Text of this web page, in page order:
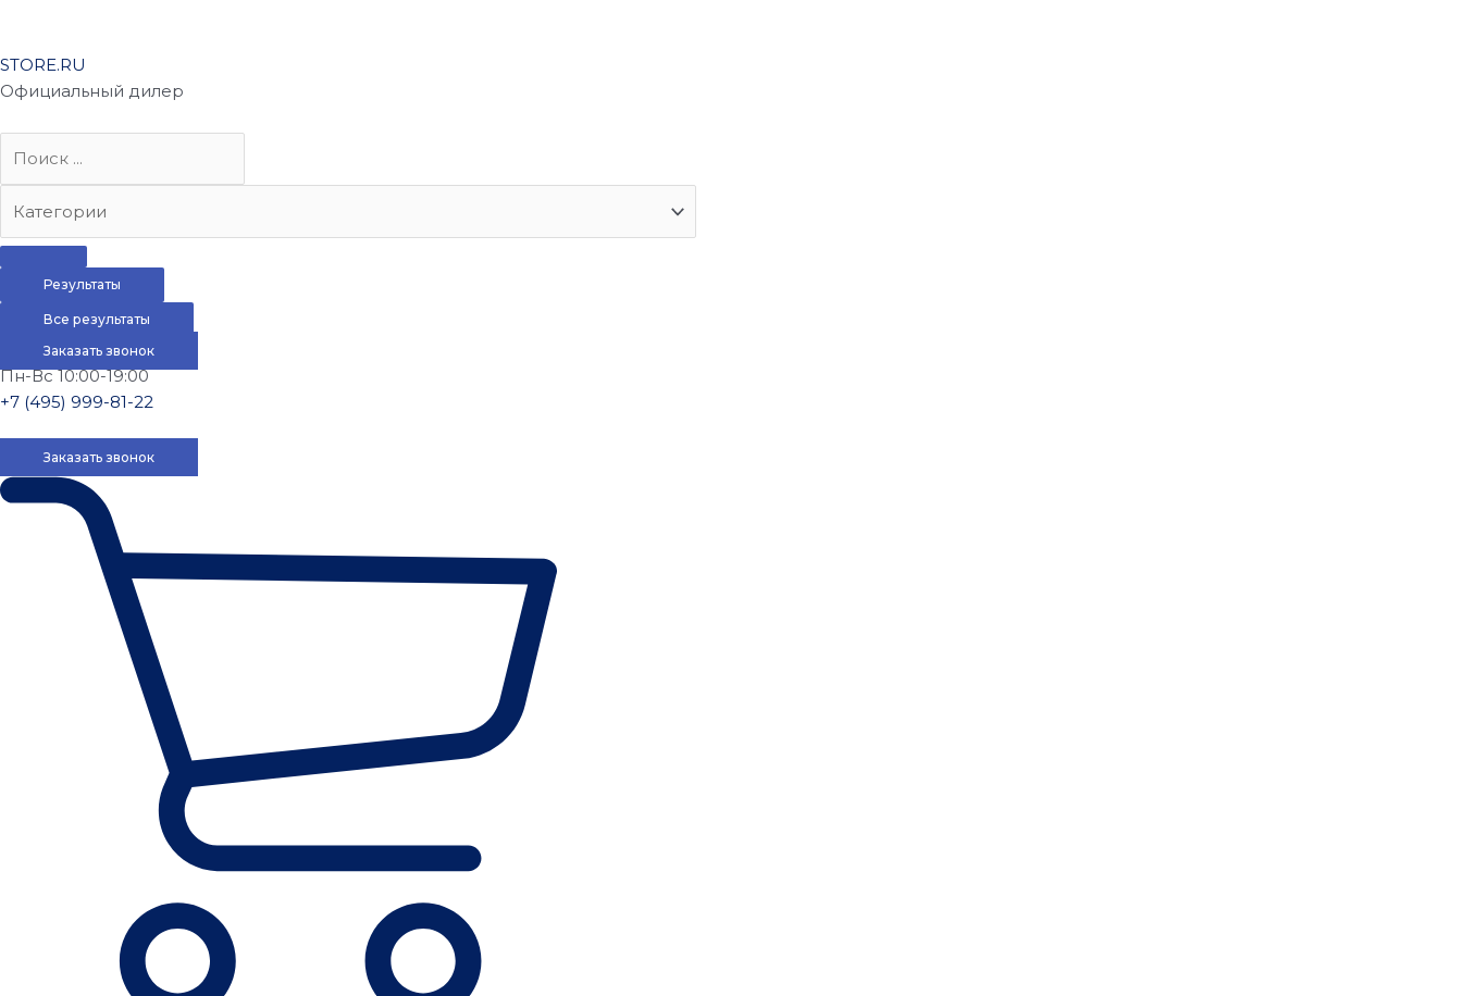
STORE.RU
Официальный дилер
Результаты
Все результаты
Заказать звонок
Пн-Вс 10:00-19:00
+7 (495) 999-81-22
Заказать звонок